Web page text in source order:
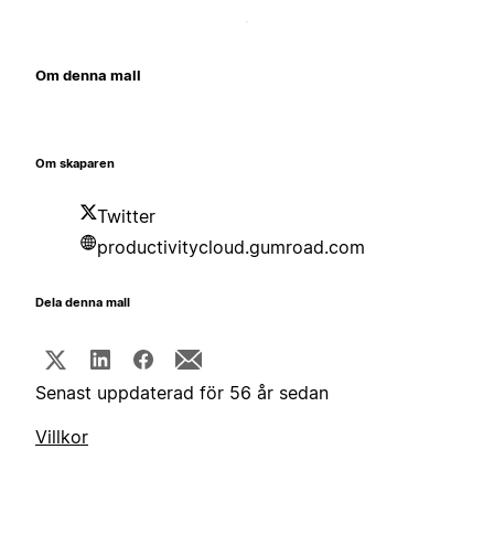
Om denna mall
Om skaparen
Twitter
productivitycloud.gumroad.com
Dela denna mall
Senast uppdaterad för 56 år sedan
Villkor